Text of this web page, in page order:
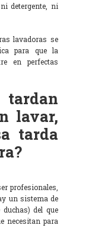
detergente, ni
lavadoras se
para que la
en perfectas
tardan
lavar,
tarda
profesionales,
un sistema de
del que
necesitan para